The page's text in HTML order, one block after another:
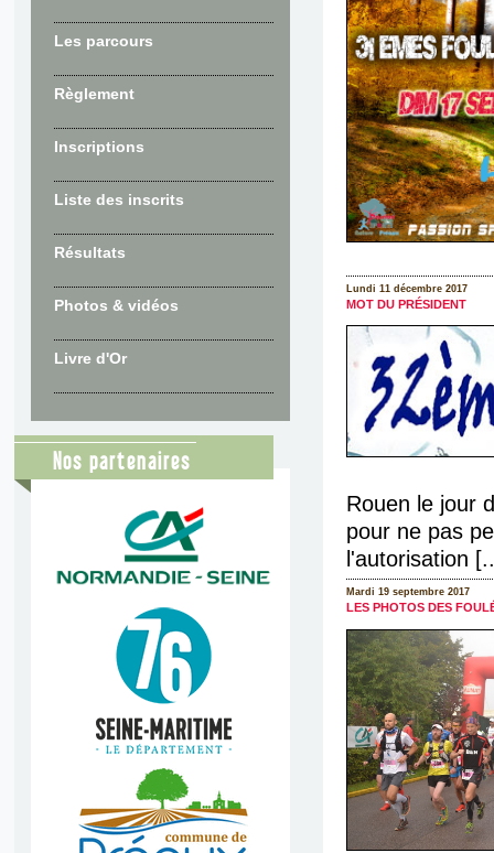
Les parcours
Règlement
Inscriptions
Liste des inscrits
Résultats
Photos & vidéos
Livre d'Or
Nos partenaires
Lundi 11 décembre 2017
MOT DU PRÉSIDENT
Rouen le jour
pour ne pas
l'autorisation
Mardi 19 septembre 2017
LES PHOTOS DES